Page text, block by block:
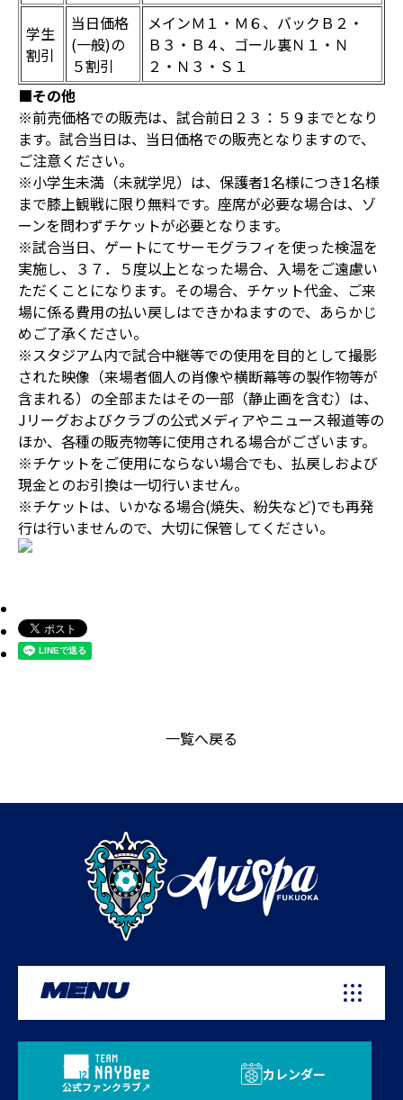
学生
割引
当日価格
(一般)の
５割引
メインＭ１・Ｍ６、バックＢ２・
Ｂ３・Ｂ４、ゴール裏Ｎ１・Ｎ
２・Ｎ３・Ｓ１
■その他
※前売価格での販売は、試合前日２３：５９までとなり
ます。試合当日は、当日価格での販売となりますので、
ご注意ください。
※小学生未満（未就学児）は、保護者1名様につき1名様
まで膝上観戦に限り無料です。座席が必要な場合は、ゾ
ーンを問わずチケットが必要となります。
※試合当日、ゲートにてサーモグラフィを使った検温を
実施し、３７．５度以上となった場合、入場をご遠慮い
ただくことになります。その場合、チケット代金、ご来
場に係る費用の払い戻しはできかねますので、あらかじ
めご了承ください。
※スタジアム内で試合中継等での使用を目的として撮影
された映像（来場者個人の肖像や横断幕等の製作物等が
含まれる）の全部またはその一部（静止画を含む）は、
Jリーグおよびクラブの公式メディアやニュース報道等の
ほか、各種の販売物等に使用される場合がございます。
※チケットをご使用にならない場合でも、払戻しおよび
現金とのお引換は一切行いません。
※チケットは、いかなる場合(焼失、紛失など)でも再発
行は行いませんので、大切に保管してください。
一覧へ戻る
MENU
公式ファンクラブ
カレンダー